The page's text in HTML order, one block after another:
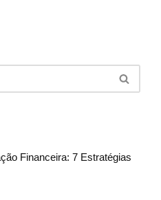
Financeira: 7 Estratégias